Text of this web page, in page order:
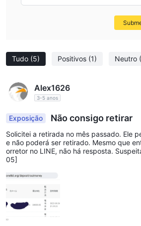
Tudo (5) Positivos (1) Neutro
Alex1626
3-5 anos
Exposição Não consigo retirar
Solicitei a retirada no mês passado. Ele
e não poderá ser retirado. Mesmo que
orretor no LINE, não há resposta.
05]